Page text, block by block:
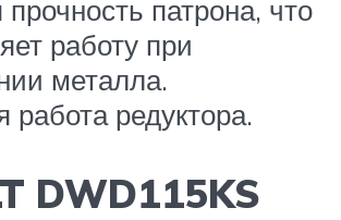
патрона, что
работу при
металла.
редуктора.
DWD115KS